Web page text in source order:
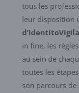
tous les
leur disposition
in fine, les
au sein de
toutes les
son parcours de